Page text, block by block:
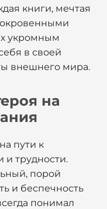
книги, мечтая
укромным
в своей
внешнего мира.
на
пути к
трудности.
порой
и беспечность
понимал